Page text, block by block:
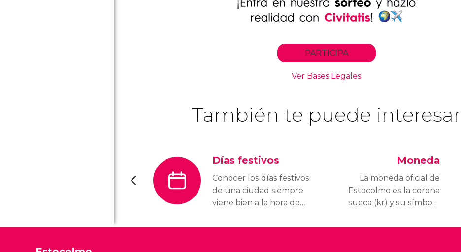
También te puede interesar
Días festivos
Conocer los días festivos
de una ciudad siempre
viene bien a la hora de
Descubre los días no
Moneda
La moneda oficial de
Estocolmo es la corona
sueca (kr) y su símbolo
divide en 100 öre.